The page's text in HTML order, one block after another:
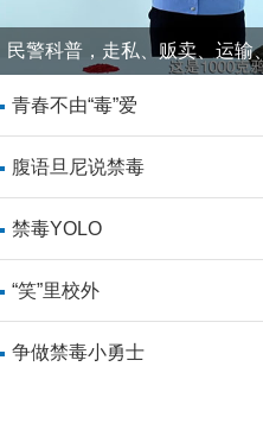
恶意攻击及不实信息，我
人民要论丨迈向人
在全面建设社会主义现代
和治理能力现代化水平的
集中体现。十四届全国人
严惩“蝇贪蚁腐” 守
3月20日，最高人民法院
民警科普，走私、贩卖、运输
青春不由“毒”爱
腹语旦尼说禁毒
禁毒YOLO
“笑”里校外
争做禁毒小勇士